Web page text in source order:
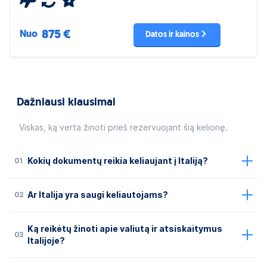
Nuo 875 € Datos ir kainos
Dažniausi klausimai
Viskas, ką verta žinoti prieš rezervuojant šią kelionę.
01 Kokių dokumentų reikia keliaujant į Italiją?
02 Ar Italija yra saugi keliautojams?
03
Ką reikėtų žinoti apie valiutą ir atsiskaitymus
Italijoje?